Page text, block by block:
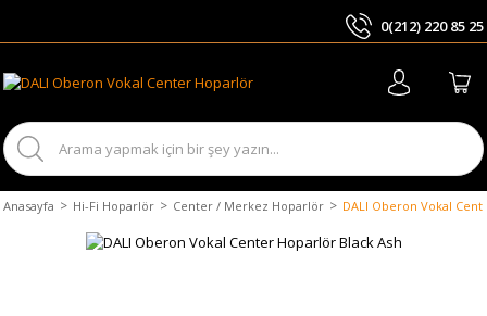
0(212) 220 85 25
Anasayfa Hi-Fi Hoparlör Center / Merkez Hoparlör DALI Oberon Vokal